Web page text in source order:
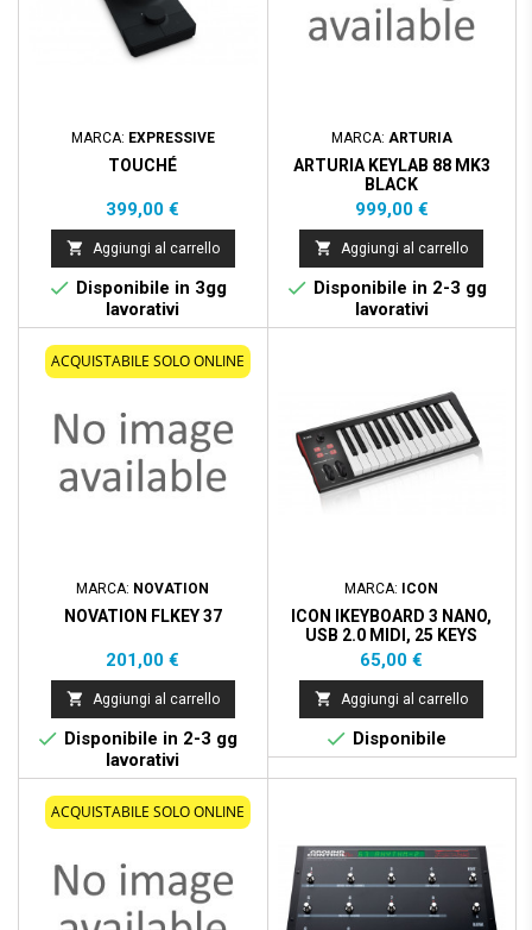
MARCA: EXPRESSIVE
TOUCHÉ
Prezzo
399,00 €
 Aggiungi al carrello
 Disponibile in 3gg
lavorativi
MARCA: ARTURIA
ARTURIA KEYLAB 88 MK3
BLACK
Prezzo
999,00 €
 Aggiungi al carrello
 Disponibile in 2-3 gg
lavorativi
ACQUISTABILE SOLO ONLINE
MARCA: NOVATION
NOVATION FLKEY 37
Prezzo
201,00 €
 Aggiungi al carrello
 Disponibile in 2-3 gg
lavorativi
MARCA: ICON
ICON IKEYBOARD 3 NANO,
USB 2.0 MIDI, 25 KEYS
Prezzo
65,00 €
 Aggiungi al carrello
 Disponibile
ACQUISTABILE SOLO ONLINE